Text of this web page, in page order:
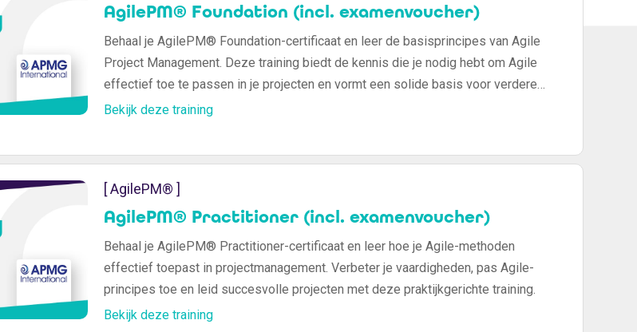
AgilePM® Foundation (incl. examenvoucher)
Behaal je AgilePM® Foundation-certificaat en leer de basisprincipes van Agile
Project Management. Deze training biedt de kennis die je nodig hebt om Agile
effectief toe te passen in je projecten en vormt een solide basis voor verdere
certificeringen.
Bekijk deze training
[ AgilePM® ]
AgilePM® Practitioner (incl. examenvoucher)
Behaal je AgilePM® Practitioner-certificaat en leer hoe je Agile-methoden
effectief toepast in projectmanagement. Verbeter je vaardigheden, pas Agile-
principes toe en leid succesvolle projecten met deze praktijkgerichte training.
Bekijk deze training